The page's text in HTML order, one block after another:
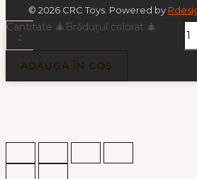
© 2026 CRC Toys. Powered by
-
Cantitate 🎄Brăduțul colorat 🎄
ADAUGĂ ÎN COȘ